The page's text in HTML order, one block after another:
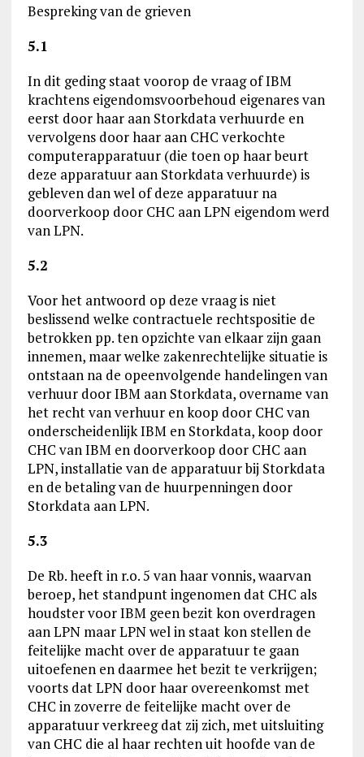
Bespreking van de grieven
5.1
In dit geding staat voorop de vraag of IBM
krachtens eigendomsvoorbehoud eigenares van
eerst door haar aan Storkdata verhuurde en
vervolgens door haar aan CHC verkochte
computerapparatuur (die toen op haar beurt
deze apparatuur aan Storkdata verhuurde) is
gebleven dan wel of deze apparatuur na
doorverkoop door CHC aan LPN eigendom werd
van LPN.
5.2
Voor het antwoord op deze vraag is niet
beslissend welke contractuele rechtspositie de
betrokken pp. ten opzichte van elkaar zijn gaan
innemen, maar welke zakenrechtelijke situatie is
ontstaan na de opeenvolgende handelingen van
verhuur door IBM aan Storkdata, overname van
het recht van verhuur en koop door CHC van
onderscheidenlijk IBM en Storkdata, koop door
CHC van IBM en doorverkoop door CHC aan
LPN, installatie van de apparatuur bij Storkdata
en de betaling van de huurpenningen door
Storkdata aan LPN.
5.3
De Rb. heeft in r.o. 5 van haar vonnis, waarvan
beroep, het standpunt ingenomen dat CHC als
houdster voor IBM geen bezit kon overdragen
aan LPN maar LPN wel in staat kon stellen de
feitelijke macht over de apparatuur te gaan
uitoefenen en daarmee het bezit te verkrijgen;
voorts dat LPN door haar overeenkomst met
CHC in zoverre de feitelijke macht over de
apparatuur verkreeg dat zij zich, met uitsluiting
van CHC die al haar rechten uit hoofde van de